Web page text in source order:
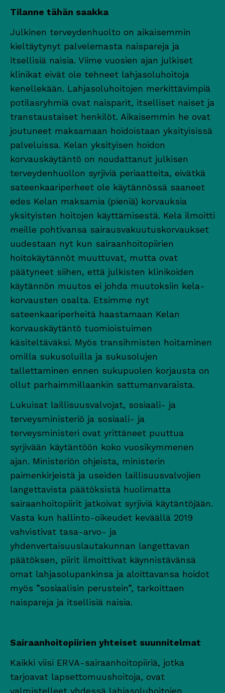
Tilanne tähän saakka
Julkinen terveydenhuolto on aikaisemmin
kieltäytynyt palvelemasta naispareja ja
itsellisiä naisia. Viime vuosien ajan julkiset
klinikat eivät ole tehneet lahjasoluhoitoja
kenellekään. Lahjasoluhoitojen merkittävimpiä
potilasryhmiä ovat naisparit, itselliset naiset ja
transtaustaiset henkilöt. Aikaisemmin he ovat
joutuneet maksamaan hoidoistaan yksityisissä
palveluissa. Kelan yksityisen hoidon
korvauskäytäntö on noudattanut julkisen
terveydenhuollon syrjiviä periaatteita, eivätkä
sateenkaariperheet ole käytännössä saaneet
edes Kelan maksamia (pieniä) korvauksia
yksityisten hoitojen käyttämisestä. Kela ilmoitti
meille pohtivansa sairausvakuutuskorvaukset
uudestaan nyt kun sairaanhoitopiirien
hoitokäytännöt muuttuvat, mutta ovat
päätyneet siihen, että julkisten klinikoiden
käytännön muutos ei johda muutoksiin kela-
korvausten osalta. Etsimme nyt
sateenkaariperheitä haastamaan Kelan
korvauskäytäntö tuomioistuimen
käsiteltäväksi. Myös transihmisten hoitaminen
omilla sukusoluilla ja sukusolujen
tallettaminen ennen sukupuolen korjausta on
ollut parhaimmillaankin sattumanvaraista.
Lukuisat laillisuusvalvojat, sosiaali- ja
terveysministeriö ja sosiaali- ja
terveysministeri ovat yrittäneet puuttua
syrjivään käytäntöön koko vuosikymmenen
ajan. Ministeriön ohjeista, ministerin
paimenkirjeistä ja useiden laillisuusvalvojien
langettavista päätöksistä huolimatta
sairaanhoitopiirit jatkoivat syrjiviä käytäntöjään.
Vasta kun hallinto-oikeudet keväällä 2019
vahvistivat tasa-arvo- ja
yhdenvertaisuuslautakunnan langettavan
päätöksen, piirit ilmoittivat käynnistävänsä
omat lahjasolupankinsa ja aloittavansa hoidot
myös ”sosiaalisin perustein”, tarkoittaen
naispareja ja itsellisiä naisia.
Sairaanhoitopiirien yhteiset suunnitelmat
Kaikki viisi ERVA-sairaanhoitopiiriä, jotka
tarjoavat lapsettomuushoitoja, ovat
valmistelleet yhdessä lahjasoluhoitojen